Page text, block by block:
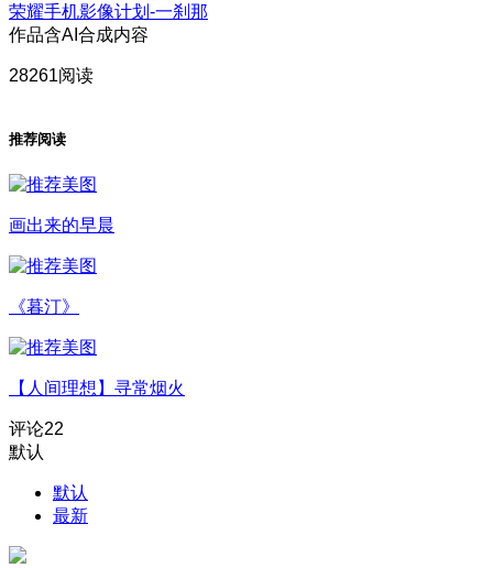
荣耀手机影像计划-一刹那
作品含AI合成内容
28261阅读
推荐阅读
画出来的早晨
《暮汀》
【人间理想】寻常烟火
评论22
默认
默认
最新